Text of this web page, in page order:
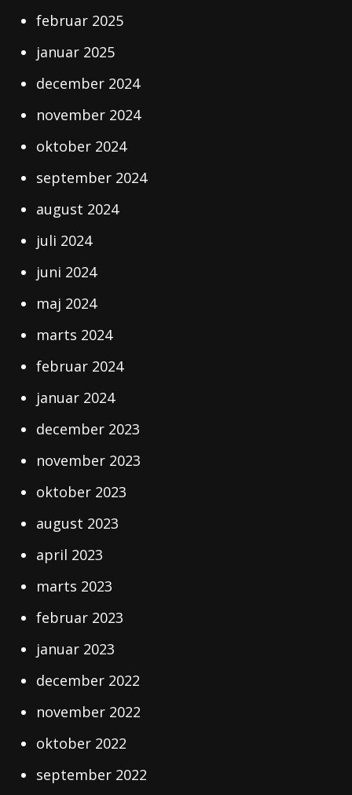
februar 2025
januar 2025
december 2024
november 2024
oktober 2024
september 2024
august 2024
juli 2024
juni 2024
maj 2024
marts 2024
februar 2024
januar 2024
december 2023
november 2023
oktober 2023
august 2023
april 2023
marts 2023
februar 2023
januar 2023
december 2022
november 2022
oktober 2022
september 2022